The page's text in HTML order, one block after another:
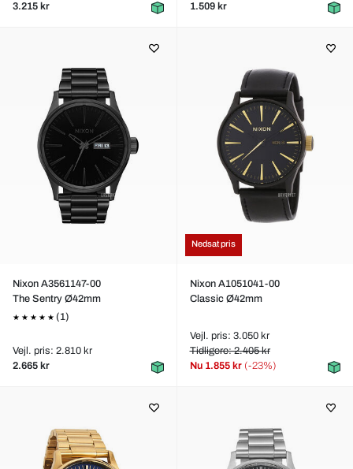
3.215 kr
1.509 kr
Nixon A3561147-00
The Sentry Ø42mm
(1)
Vejl. pris: 2.810 kr
2.665 kr
Nedsat pris
Nixon A1051041-00
Classic Ø42mm
Vejl. pris: 3.050 kr
Tidligere: 2.405 kr
Nu 1.855 kr (-23%)